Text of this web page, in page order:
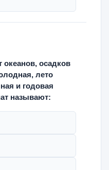
океанов, осадков
лето
и годовая
называют: